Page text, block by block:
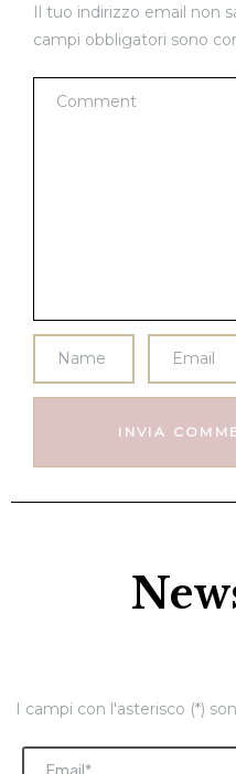
Il tuo indirizzo email non
campi obbligatori sono
I campi con l'asterisco (*)